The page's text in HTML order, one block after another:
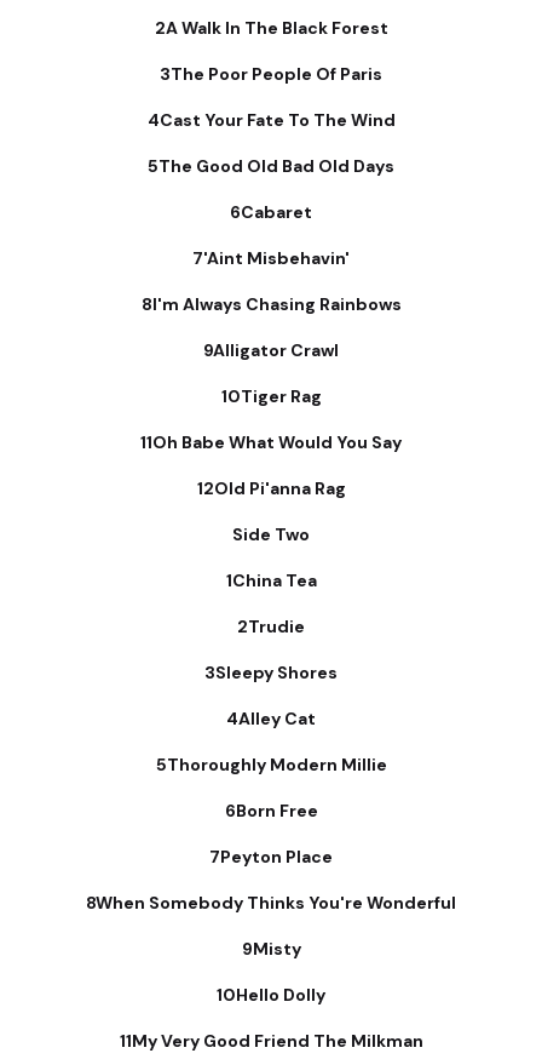
2A Walk In The Black Forest
3The Poor People Of Paris
4Cast Your Fate To The Wind
5The Good Old Bad Old Days
6Cabaret
7'Aint Misbehavin'
8I'm Always Chasing Rainbows
9Alligator Crawl
10Tiger Rag
11Oh Babe What Would You Say
12Old Pi'anna Rag
Side Two
1China Tea
2Trudie
3Sleepy Shores
4Alley Cat
5Thoroughly Modern Millie
6Born Free
7Peyton Place
8When Somebody Thinks You're Wonderful
9Misty
10Hello Dolly
11My Very Good Friend The Milkman